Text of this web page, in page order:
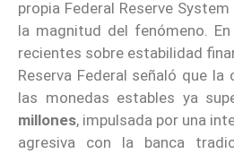
propia Federal Reserve
la magnitud del fenómeno.
recientes sobre estabilidad
Reserva Federal señaló que
las monedas estables ya
millones, impulsada por una
agresiva con la banca